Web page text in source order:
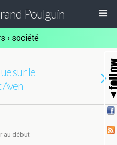
Poulguin
› société
sur le
Aven
au début